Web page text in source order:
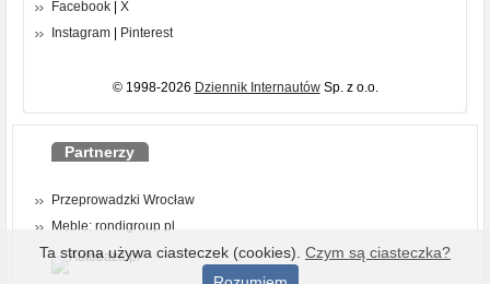
Facebook | X
Instagram | Pinterest
© 1998-2026 Dziennik InternautówSp. z o.o.
Partnerzy
Przeprowadzki Wrocław
Meble: rondigroup.pl
Ta strona używa ciasteczek (cookies). Czym są ciasteczka?